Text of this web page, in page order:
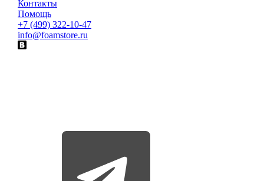
Контакты
Помощь
+7 (499) 322-10-47
info@foamstore.ru